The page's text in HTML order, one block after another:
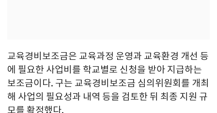
교육경비보조금은 교육과정 운영과 교육환경 개선 등
에 필요한 사업비를 학교별로 신청을 받아 지급하는
보조금이다. 구는 교육경비보조금 심의위원회를 개최
해 사업의 필요성과 내역 등을 검토한 뒤 최종 지원 규
모를 확정했다.